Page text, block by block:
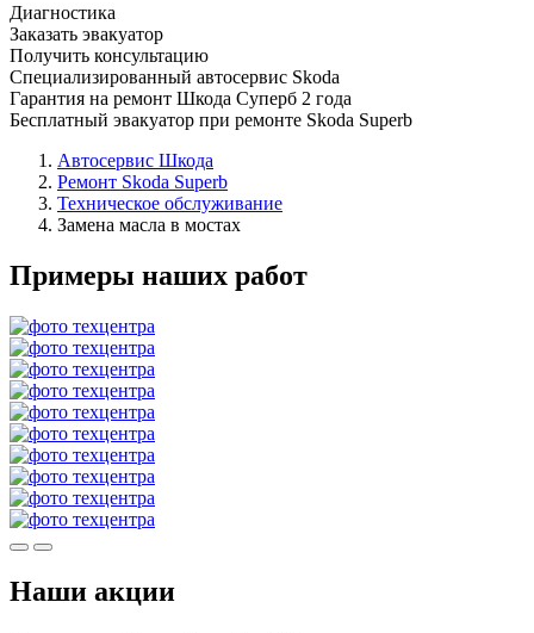
Диагностика
Заказать эвакуатор
Получить консультацию
Специализированный автосервис Skoda
Гарантия на ремонт Шкода Суперб 2 года
Бесплатный эвакуатор при ремонте Skoda Superb
Автосервис Шкода
Ремонт Skoda Superb
Техническое обслуживание
Замена масла в мостах
Примеры наших работ
Наши акции